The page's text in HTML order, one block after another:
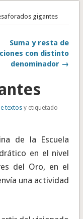
gigantes
Suma y resta de
con distinto
denominador →
textosy etiquetado
de la Escuela
en el nivel
del Oro, en el
una actividad